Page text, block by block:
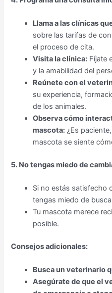
Llama a las clínicas
sobre las tarifas de
el proceso de cita.
Visita la clínica: Fíjate
y la amabilidad del
Reúnete con el
su experiencia,
de los animales.
Observa cómo
mascota: ¿Es
mascota se siente
5. No tengas miedo de
Si no estás satisfecho
tengas miedo de
Tu mascota merece
posible.
Consejos adicionales:
Busca un veterinario
Asegúrate de que el